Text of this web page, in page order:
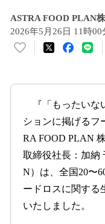
ASTRA FOOD PLAN
2026年5月26日 11時00
い
を
読
み
込
み
で
す
『「もったいな
ションに掲げるフ
RA FOOD PLAN
取締役社長：加
N）は、全国20〜
ードロスに関す
いたしました。